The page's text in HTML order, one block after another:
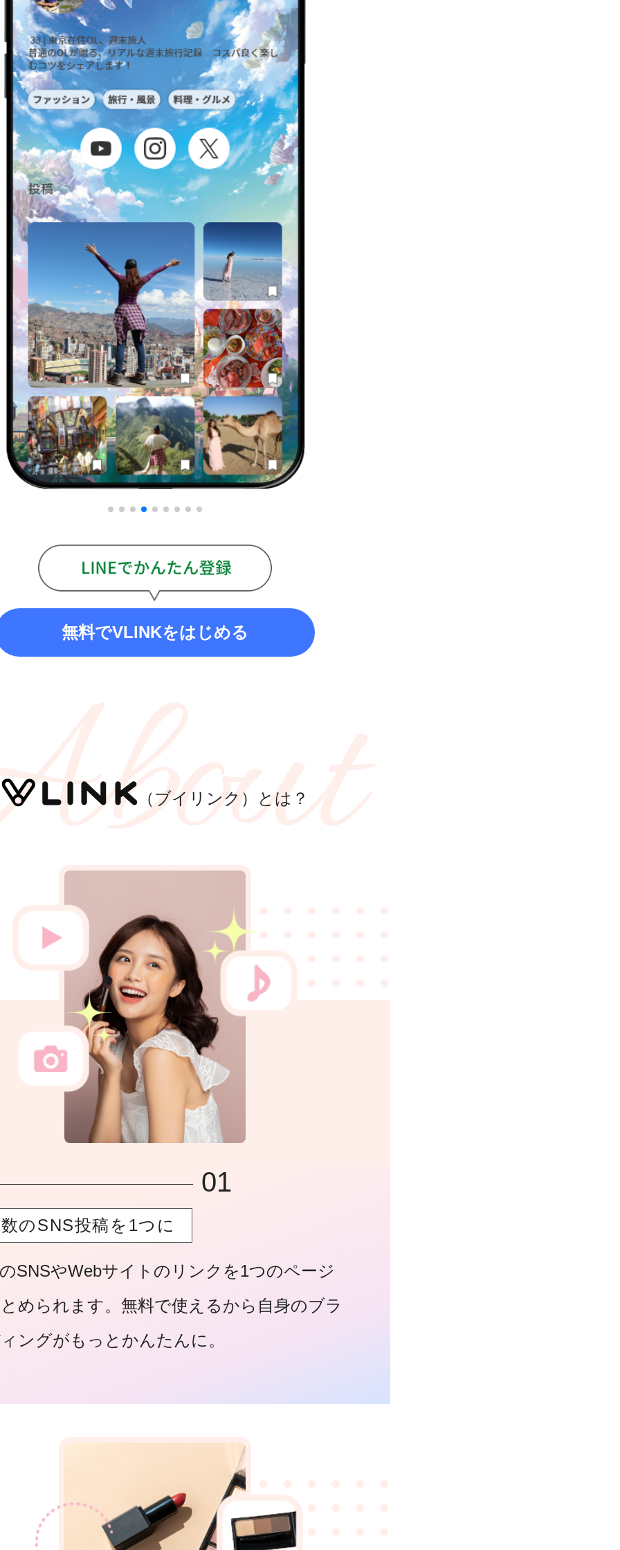
無料でVLINKをはじめる
（ブイリンク）とは？
01
のSNS投稿を1つに
SNSやWebサイトのリンクを1つのページ
められます。無料で使えるから自身のブラ
ングがもっとかんたんに。